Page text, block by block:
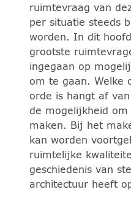
ruimtevraag van
per situatie steeds
worden. In dit
grootste
ingegaan op
om te gaan. Welke
orde is hangt af
de mogelijkheid om
maken. Bij het
kan worden
ruimtelijke
geschiedenis van
architectuur heeft